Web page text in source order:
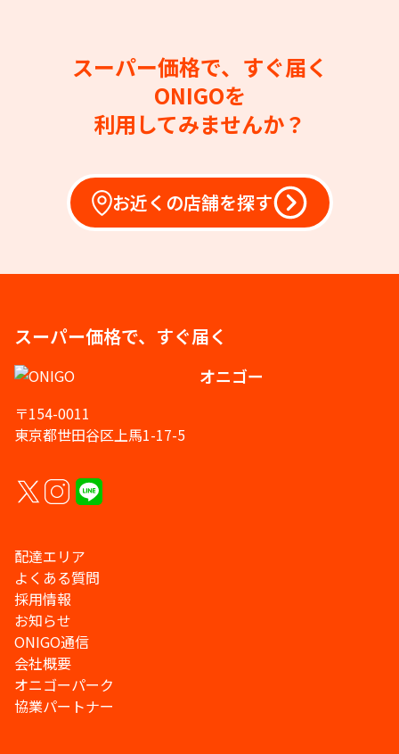
スーパー価格で、すぐ届く
ONIGOを
利用してみませんか？
お近くの店舗を探す
スーパー価格で、すぐ届く
オニゴー
〒154-0011
東京都世田谷区上馬1-17-5
配達エリア
よくある質問
採用情報
お知らせ
ONIGO通信
会社概要
オニゴーパーク
協業パートナー